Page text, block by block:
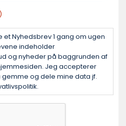
Nyhedsbrev 1 gang om ugen
indeholder
og nyheder på baggrunden af
Jeg accepterer
og dele mine data jf.